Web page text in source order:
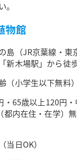
物館
島（JR京葉線・東
新木場駅」から徒
（小学生以下無料）
65歳以上120円・
都内在住・在学）
当日OK）